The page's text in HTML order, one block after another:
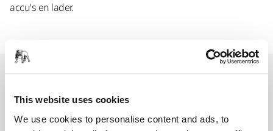
This website uses cookies
We use cookies to personalise content and ads, to
accu's en lader.
Trigger Button (Variabele) Set voor